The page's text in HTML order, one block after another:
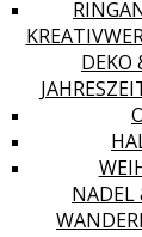
DEKO
NADEL